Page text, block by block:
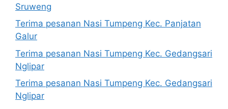
Sruweng
Terima pesanan Nasi Tumpeng Kec. Panjatan
Galur
Terima pesanan Nasi Tumpeng Kec. Gedangsari
Nglipar
Terima pesanan Nasi Tumpeng Kec. Gedangsari
Nglipar